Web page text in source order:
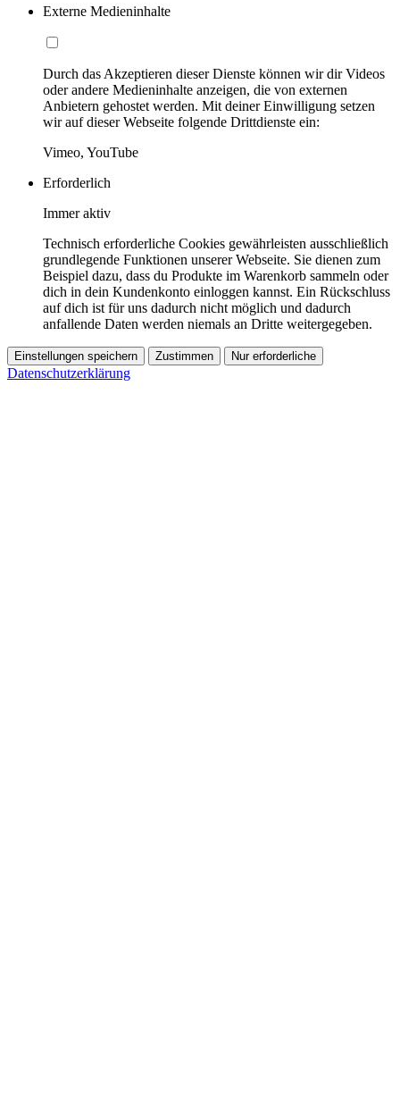
Externe Medieninhalte
Durch das Akzeptieren dieser Dienste können wir dir Videos
oder andere Medieninhalte anzeigen, die von externen
Anbietern gehostet werden. Mit deiner Einwilligung setzen
wir auf dieser Webseite folgende Drittdienste ein:
Vimeo, YouTube
Erforderlich
Immer aktiv
Technisch erforderliche Cookies gewährleisten ausschließlich
grundlegende Funktionen unserer Webseite. Sie dienen zum
Beispiel dazu, dass du Produkte im Warenkorb sammeln oder
dich in dein Kundenkonto einloggen kannst. Ein Rückschluss
auf dich ist für uns dadurch nicht möglich und dadurch
anfallende Daten werden niemals an Dritte weitergegeben.
Einstellungen speichern Zustimmen Nur erforderliche
Datenschutzerklärung